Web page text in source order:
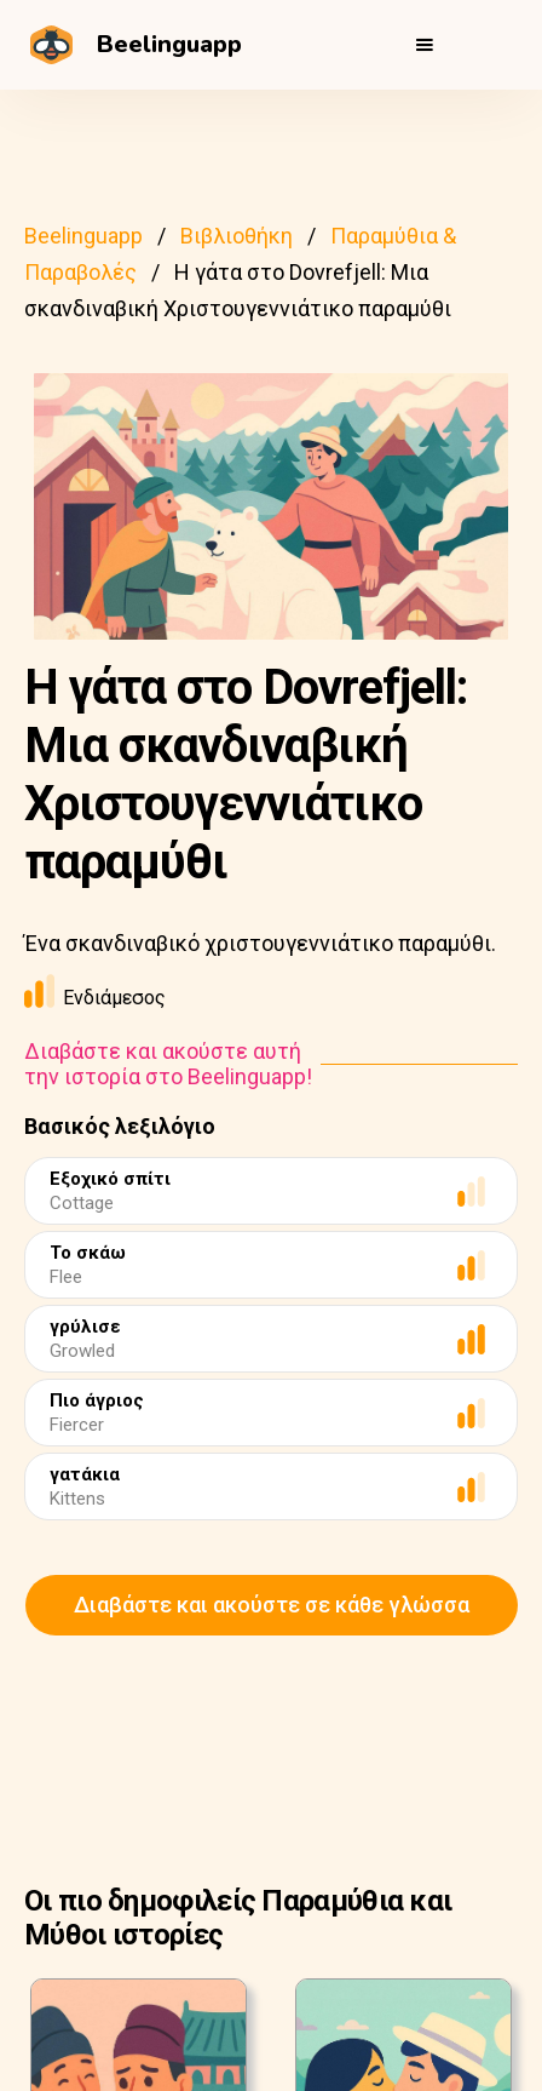
Beelinguapp
Beelinguapp Βιβλιοθήκη
Παραμύθια &
Παραβολές
Η γάτα στο Dovrefjell: Μια
σκανδιναβική Χριστουγεννιάτικο παραμύθι
Βασικός λεξιλόγιο
Εξοχικό σπίτι
Cottage
Το σκάω
Flee
γρύλισε
Growled
Πιο άγριος
Fiercer
γατάκια
Kittens
Η γάτα στο Dovrefjell:
Μια σκανδιναβική
Χριστουγεννιάτικο
παραμύθι
Ένα σκανδιναβικό χριστουγεννιάτικο παραμύθι.
Ενδιάμεσος
Διαβάστε και ακούστε αυτή
την ιστορία στο Beelinguapp!
Διαβάστε και ακούστε σε κάθε γλώσσα
Οι πιο δημοφιλείς Παραμύθια και
Μύθοι ιστορίες